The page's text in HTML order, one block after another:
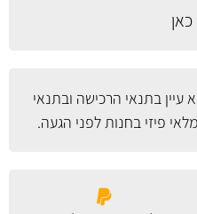
עייןבתנאי הרכישה ובתנאי
פיזי בחנות לפני הגעה.